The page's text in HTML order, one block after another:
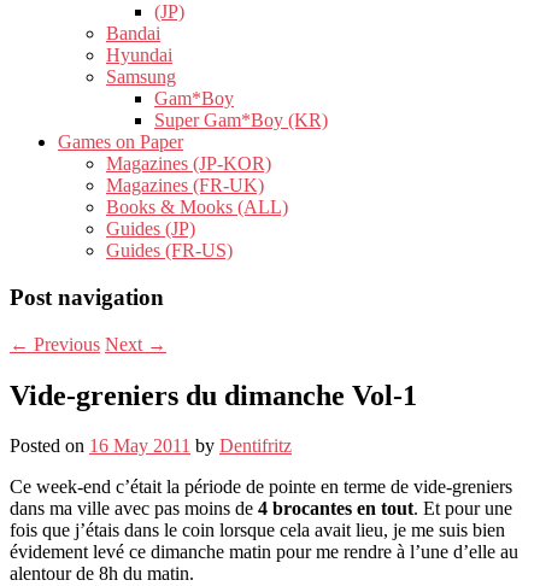
(JP)
Bandai
Hyundai
Samsung
Gam*Boy
Super Gam*Boy (KR)
Games on Paper
Magazines (JP-KOR)
Magazines (FR-UK)
Books & Mooks (ALL)
Guides (JP)
Guides (FR-US)
Post navigation
← Previous Next →
Vide-greniers du dimanche Vol-1
Posted on 16 May 2011 by Dentifritz
Ce week-end c’était la période de pointe en terme de vide-greniers
dans ma ville avec pas moins de 4 brocantes en tout. Et pour une
fois que j’étais dans le coin lorsque cela avait lieu, je me suis bien
évidement levé ce dimanche matin pour me rendre à l’une d’elle au
alentour de 8h du matin.